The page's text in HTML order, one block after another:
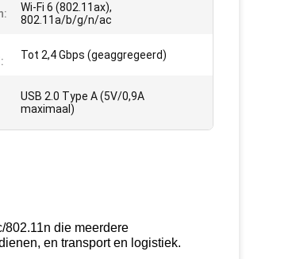
Wi-Fi 6 (802.11ax),
802.11a/b/g/n/ac
Tot 2,4 Gbps (geaggregeerd)
USB 2.0 Type A (5V/0,9A
maximaal)
802.11n die meerdere
en transport en logistiek.